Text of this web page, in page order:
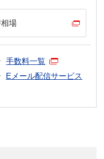
場
手数料一覧
Eメール配信サービス